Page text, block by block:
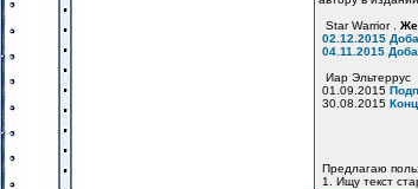
Star Warrior .
02.12.2015
04.11.2015
Иар Эльтеррус
01.09.2015
30.08.2015
Предлагаю
1. Ищу текст